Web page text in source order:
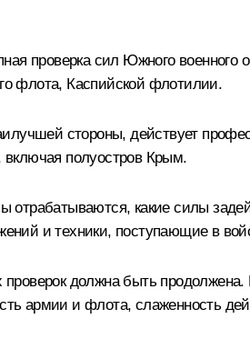
проверка сил Южного военного
флота, Каспийской флотилии.
стороны, действует
включая полуостров Крым.
какие силы
и техники, поступающие в
должна быть
армии и флота, слаженность